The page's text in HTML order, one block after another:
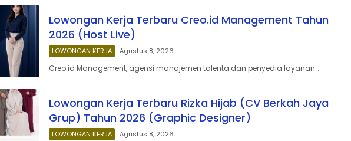
Lowongan Kerja Terbaru Creo.id Management Tahun
2026 (Host Live)
LOWONGAN KERJA Agustus 8, 2026
Creo.id Management, agensi manajemen talenta dan penyedia layanan…
Lowongan Kerja Terbaru Rizka Hijab (CV Berkah Jaya
Grup) Tahun 2026 (Graphic Designer)
LOWONGAN KERJA Agustus 8, 2026